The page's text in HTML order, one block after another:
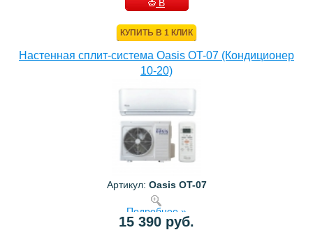
В
КУПИТЬ В 1 КЛИК
Настенная сплит-система Oasis OT-07 (Кондиционер
10-20)
Артикул: Oasis OT-07
Подробнее »
15 390 руб.